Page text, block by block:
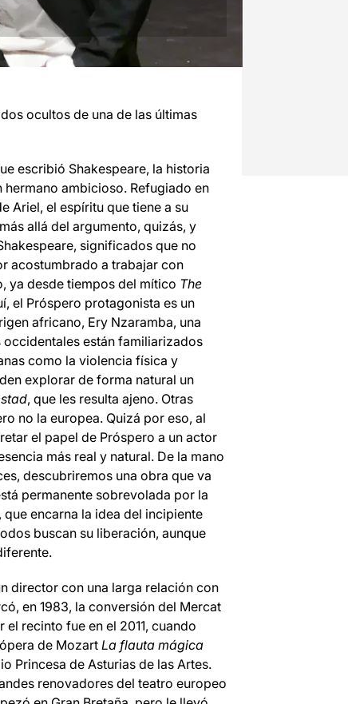
ocultos de una de las últimas
escribió Shakespeare, la historia
ambicioso. Refugiado en
Ariel, el espíritu que tiene a su
allá del argumento, quizás, y
significados que no
acostumbrado a trabajar con
ya desde tiempos del mítico The
el Próspero protagonista es un
africano, Ery Nzaramba, una
occidentales están familiarizados
como la violencia física y
explorar de forma natural un
, que les resulta ajeno. Otras
no la europea. Quizá por eso, al
el papel de Próspero a un actor
más real y natural. De la mano
descubriremos una obra que va
permanente sobrevolada por la
encarna la idea del incipiente
buscan su liberación, aunque
director con una larga relación con
en 1983, la conversión del Mercat
recinto fue en el 2011, cuando
de Mozart La flauta mágica
Princesa de Asturias de las Artes.
renovadores del teatro europeo